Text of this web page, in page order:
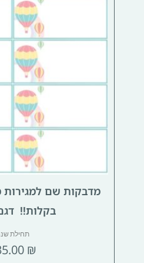
מדבקות שם למגירות
בקלות!! דגם
תחילת
₪